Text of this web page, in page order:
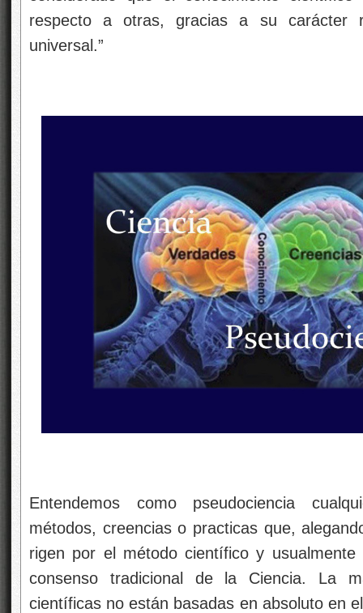
respecto a otras, gracias a su carácter
universal.”
Entendemos como pseudociencia
métodos, creencias o practicas que,
rigen por el método científico y
consenso tradicional de la Ciencia. La
científicas no están basadas en absoluto en